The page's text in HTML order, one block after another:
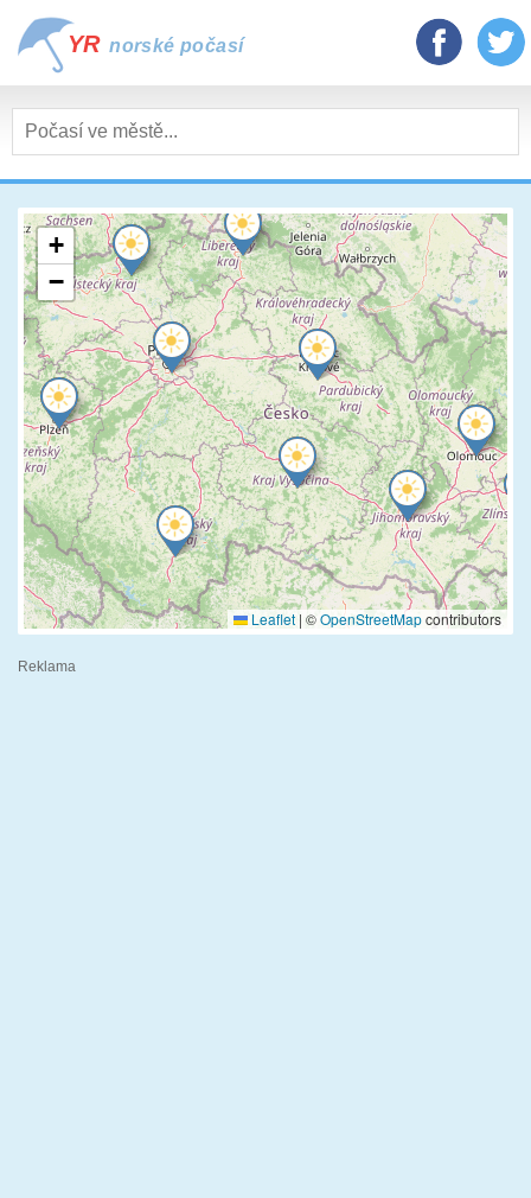
YR norské počasí
+
−
Leaflet | ©OpenStreetMapcontributors
Reklama